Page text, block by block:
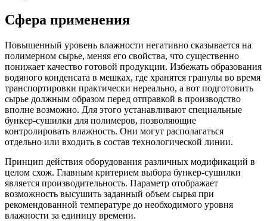
Сфера применения
Повышенный уровень влажности негативно сказывается на
полимерном сырье, меняя его свойства, что существенно
понижает качество готовой продукции. Избежать образования
водяного конденсата в мешках, где хранятся гранулы во время
транспортировки практически нереально, а вот подготовить
сырье должным образом перед отправкой в производство
вполне возможно. Для этого устанавливают специальные
бункер-сушилки для полимеров, позволяющие
контролировать влажность. Они могут располагаться
отдельно или входить в состав технологической линии.
Принцип действия оборудования различных модификаций в
целом схож. Главным критерием выбора бункер-сушилки
является производительность. Параметр отображает
возможность высушить заданный объем сырья при
рекомендованной температуре до необходимого уровня
влажности за единицу времени.